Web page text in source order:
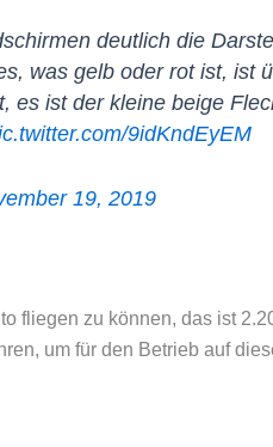
deutlich die
was gelb oder rot ist, ist
es ist der kleine beige
9idKndEyEM
19, 2019
fliegen zu können, das ist
um für den Betrieb auf